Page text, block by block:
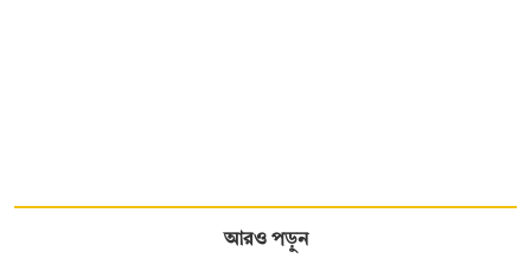
আরও পড়ুন